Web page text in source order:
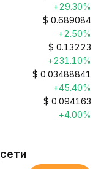
+29.30%
$ 0.689084
+2.50%
$ 0.13223
+231.10%
$ 0.03488841
+45.40%
$ 0.094163
+4.00%